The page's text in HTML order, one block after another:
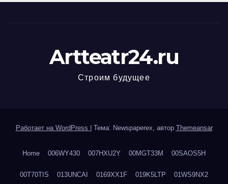
Artteatr24.ru
Строим будущее
Работает на WordPress Тема: Newspaperex, автор Themeansar
Home 006WY430 007HXU2Y 00MGT33M 00SAOS5H
00T70TIS 013UNCAI 0169XX1F 019K5LTP 01WS9NX2